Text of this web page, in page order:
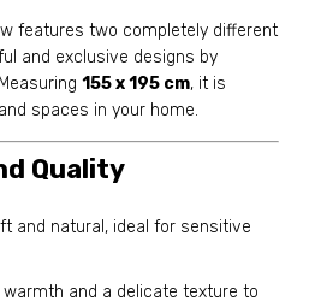
features two completely different
and exclusive designs by
155 x 195 cm, it is
spaces in your home.
Quality
and natural, ideal for sensitive
warmth and a delicate texture to